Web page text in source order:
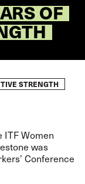
OF
STRENGTH
ITF Women
was
Conference